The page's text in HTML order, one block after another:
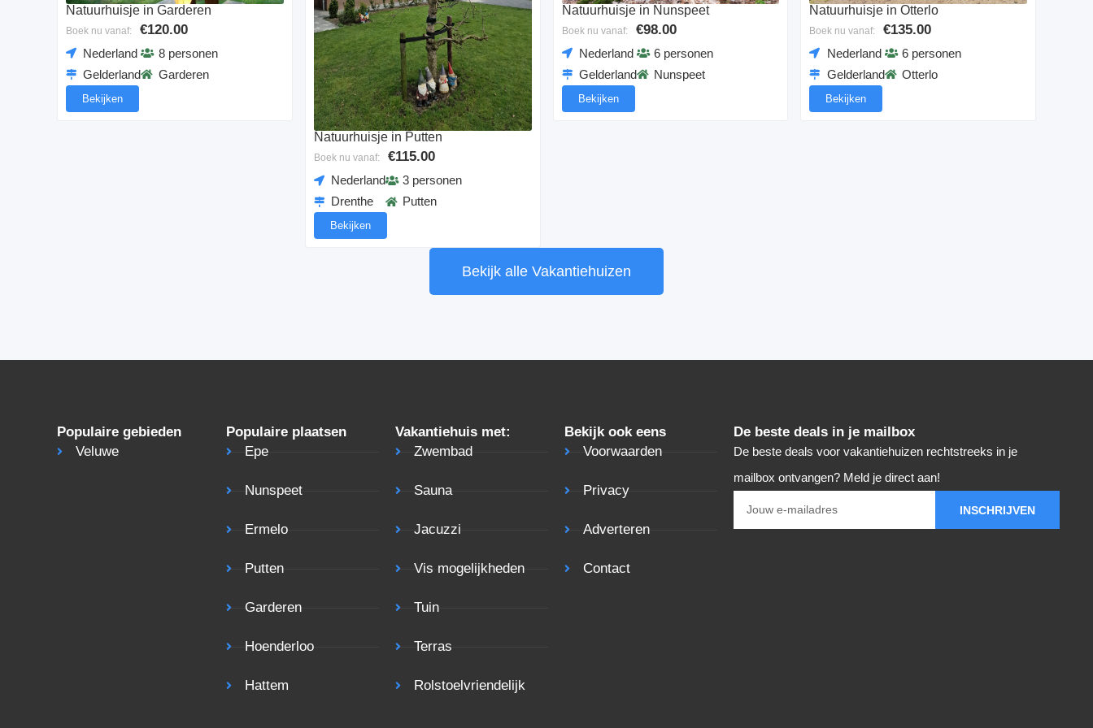
Natuurhuisje in Garderen
Boek nu vanaf: €120.00
Nederland
Gelderland
8 personen
Garderen
Bekijken
Natuurhuisje in Putten
Boek nu vanaf: €115.00
Nederland
Drenthe
3 personen
Putten
Bekijken
Natuurhuisje in Nunspeet
Boek nu vanaf: €98.00
Nederland
Gelderland
6 personen
Nunspeet
Bekijken
Natuurhuisje in Otterlo
Boek nu vanaf: €135.00
Nederland
Gelderland
6 personen
Otterlo
Bekijken
Bekijk alle Vakantiehuizen
Populaire gebieden
Veluwe
Populaire plaatsen
Epe
Nunspeet
Ermelo
Putten
Garderen
Hoenderloo
Hattem
Vakantiehuis met:
Zwembad
Sauna
Jacuzzi
Vis mogelijkheden
Tuin
Terras
Rolstoelvriendelijk
Bekijk ook eens
Voorwaarden
Privacy
Adverteren
Contact
De beste deals in je mailbox
De beste deals voor vakantiehuizen rechtstreeks in je
mailbox ontvangen? Meld je direct aan!
INSCHRIJVEN